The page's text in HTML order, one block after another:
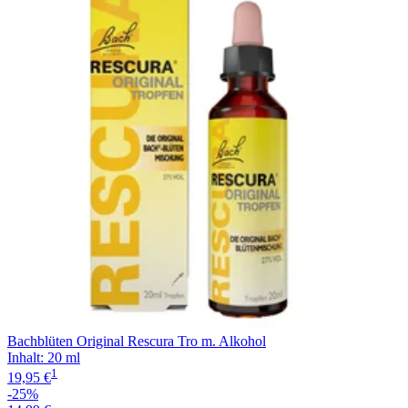
1)
Bachblüten Original Rescura Tro m. Alkohol
Inhalt: 20 ml
19,95 €1
-25%